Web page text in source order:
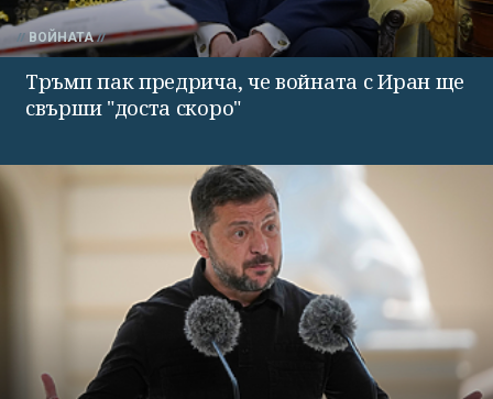
ВОЙНАТА
Тръмп пак предрича, че войната с Иран ще
свърши "доста скоро"